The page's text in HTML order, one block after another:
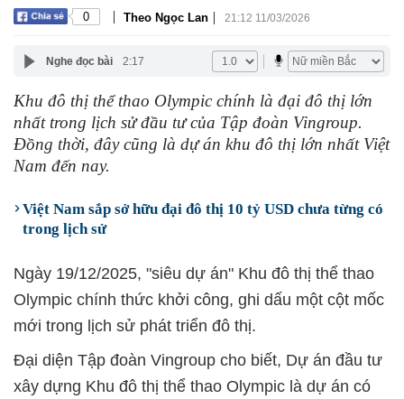
0 | Theo Ngọc Lan | 21:12 11/03/2026
Nghe đọc bài 2:17
Khu đô thị thể thao Olympic chính là đại đô thị lớn
nhất trong lịch sử đầu tư của Tập đoàn Vingroup.
Đồng thời, đây cũng là dự án khu đô thị lớn nhất Việt
Nam đến nay.
Việt Nam sắp sở hữu đại đô thị 10 tỷ USD chưa từng có
trong lịch sử
Ngày 19/12/2025, "siêu dự án" Khu đô thị thể thao
Olympic chính thức khởi công, ghi dấu một cột mốc
mới trong lịch sử phát triển đô thị.
Đại diện Tập đoàn Vingroup cho biết, Dự án đầu tư
xây dựng Khu đô thị thể thao Olympic là dự án có